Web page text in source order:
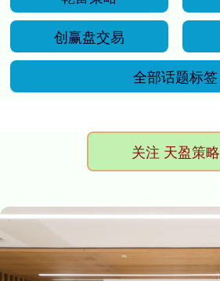
创赢盘交易
全部话题标签
关注 天盈策略